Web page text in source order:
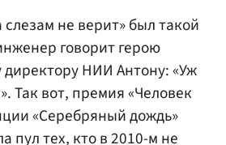
не верит» был такой
говорит герою
НИИ Антону: «Уж
Так вот, премия «Человек
«Серебряный дождь»
пул тех, кто в 2010-м не